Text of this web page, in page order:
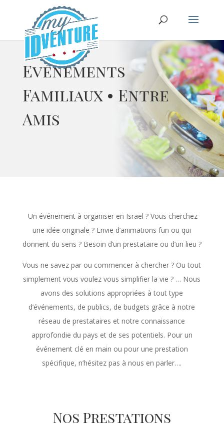
Evénements
Familiaux • Entre
Amis
Un événement à organiser en Israël ? Vous cherchez
une idée originale ? Envie d’animations fun ou qui
donnent du sens ? Besoin d’un prestataire ou d’un lieu ?
Vous ne savez par ou commencer à chercher ? Ou tout
simplement vous voulez vous simplifier la vie ? … Nous
avons des solutions appropriées à tout type
d’événements, de publics, de budgets grâce à notre
réseau de prestataires et notre connaissance
approfondie du pays et de ses potentiels. Pour un
événement clé en main ou pour une prestation
spécifique, n’hésitez pas à nous en parler….
Nos Prestations